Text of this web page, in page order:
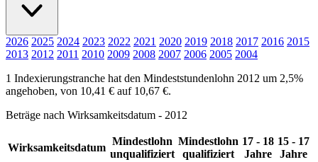
2026 2025 2024 2023 2022 2021 2020 2019 2018 2017 2016 2015
2013 2012 2011 2010 2009 2008 2007 2006 2005 2004
1 Indexierungstranche hat den Mindeststundenlohn 2012 um 2,5%
angehoben, von 10,41 € auf 10,67 €.
Beträge nach Wirksamkeitsdatum - 2012
Wirksamkeitsdatum
Mindestlohn
unqualifiziert
Mindestlohn
qualifiziert
17 - 18
Jahre
15 - 17
Jahre